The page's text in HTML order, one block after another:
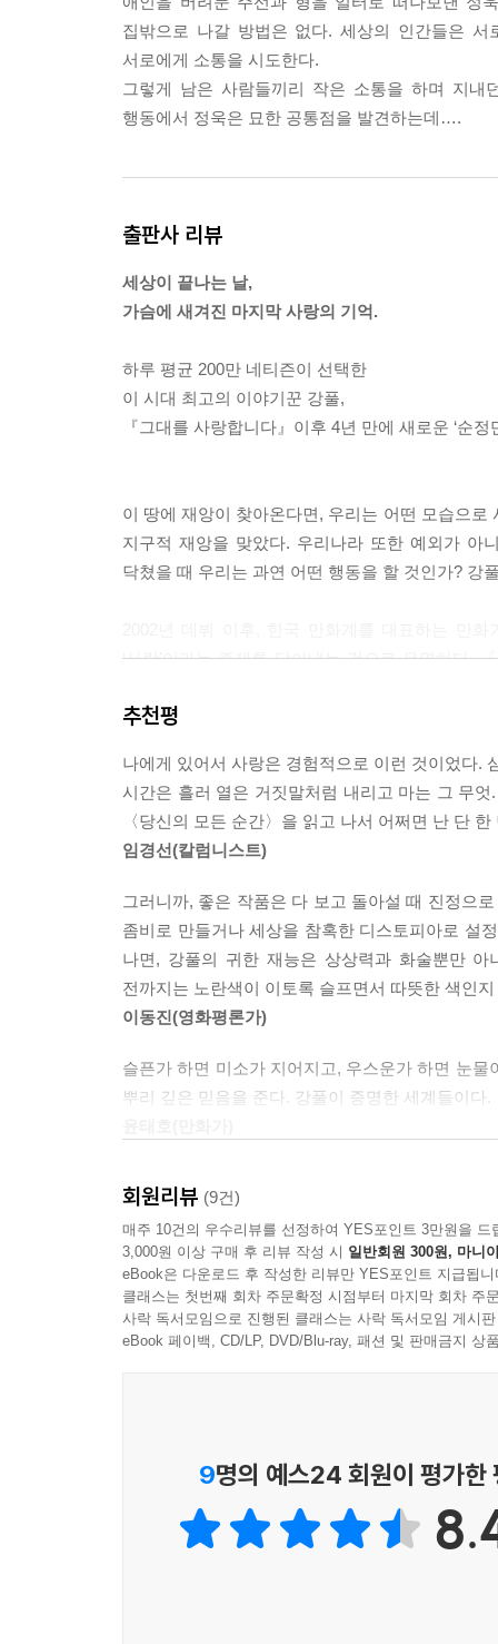
집밖으로 나갈 방법은 없다. 세상의 인간들은
서로에게 소통을 시도한다.
그렇게 남은 사람들끼리 작은 소통을 하며 지
행동에서 정욱은 묘한 공통점을 발견하는데….
출판사 리뷰
세상이 끝나는 날,
가슴에 새겨진 마지막 사랑의 기억.
하루 평균 200만 네티즌이 선택한
이 시대 최고의 이야기꾼 강풀,
『그대를 사랑합니다』이후 4년 만에 새로운 ‘순정
이 땅에 재앙이 찾아온다면, 우리는 어떤 모습으
지구적 재앙을 맞았다. 우리나라 또한 예외가 아
닥쳤을 때 우리는 과연 어떤 행동을 할 것인가? 강
‘사랑’이라는 주제를 담아내는 것으로 유명하다.
순정만화시즌Ⅰ『순정만화』에서는 우리 일상
에서는 일상적인 소재에서 벗어나 세상을 뒤덮은
좀비는 사실 최근 미국 TV 시리즈물의 트렌드처
섬세한 감성을 통해 호러물의 소재를 가지고도 소
‘순정만화 시리즈’는 국내 만화로는 이례적
사랑합니다』는 노인들의 사랑이라는 소재에도
있다. 그 이후 4년 만에 세상에 나온 ‘순정만화’
200만, 전체 누적 페이지뷰 1억 5천을 기록하며,
강풀의 눈에 비친 한국적인 좀비와 재앙, 그리고 사
2012년 날 제야의 종소리와 함께 전국에 뇌가
의식을 잃어간다. 그 속에서 고립된 남자의 시
무언가를 찾으려 한다. 그 이유를 알게 되는 순간
우리의 모습이 된다.
커다란 재앙 속에서 고립된 생존자들이 사람으
시린 사랑과 따뜻한 위로다. 강풀이 만든 절망
“『당모순』을 호러물로 보는 시선이 있는데, 개
추천평
나에게 있어서 사랑은 경험적으로 이런 것이었다.
시간은 흘러 열은 거짓말처럼 내리고 마는 그 무
〈당신의 모든 순간〉을 읽고 나서 어쩌면 난 단
임경선(칼럼니스트)
그러니까, 좋은 작품은 다 보고 돌아설 때 진정으
좀비로 만들거나 세상을 참혹한 디스토피아로 설
나면, 강풀의 귀한 재능은 상상력과 화술뿐만
전까지는 노란색이 이토록 슬프면서 따뜻한 색인
이동진(영화평론가)
슬픈가 하면 미소가 지어지고, 우스운가 하면 눈
뿌리 깊은 믿음을 준다. 강풀이 증명한 세계들이다.
〈그대를 사랑합니다〉를 보며 가슴을 치며 울었
손정은(MBC 아나운서)
나는 강풀에게 여러 번 농락당해 왔다. 그에게
이번에는 좀비물이란다. 순정만화란다. 강풀은
강풀은 금지되어야 한다.
휴머니즘은 진실로 소중한 가치가 아닐 수 없다.
김창남(성공회대 교수)
회원리뷰 (9건)
매주 10건의 우수리뷰를 선정하여 YES포인트 3만원을 드
3,000원 이상 구매 후 리뷰 작성 시 일반회원 300원, 마니
eBook은 다운로드 후 작성한 리뷰만 YES포인트 지급됩니
클래스는 첫번째 회차 주문확정 시점부터 마지막 회차 주
사락 독서모임으로 진행된 클래스는 사락 독서모임 게시
eBook 페이백, CD/LP, DVD/Blu-ray, 패션 및 판매금지 상
9명의 예스24 회원이 평가한